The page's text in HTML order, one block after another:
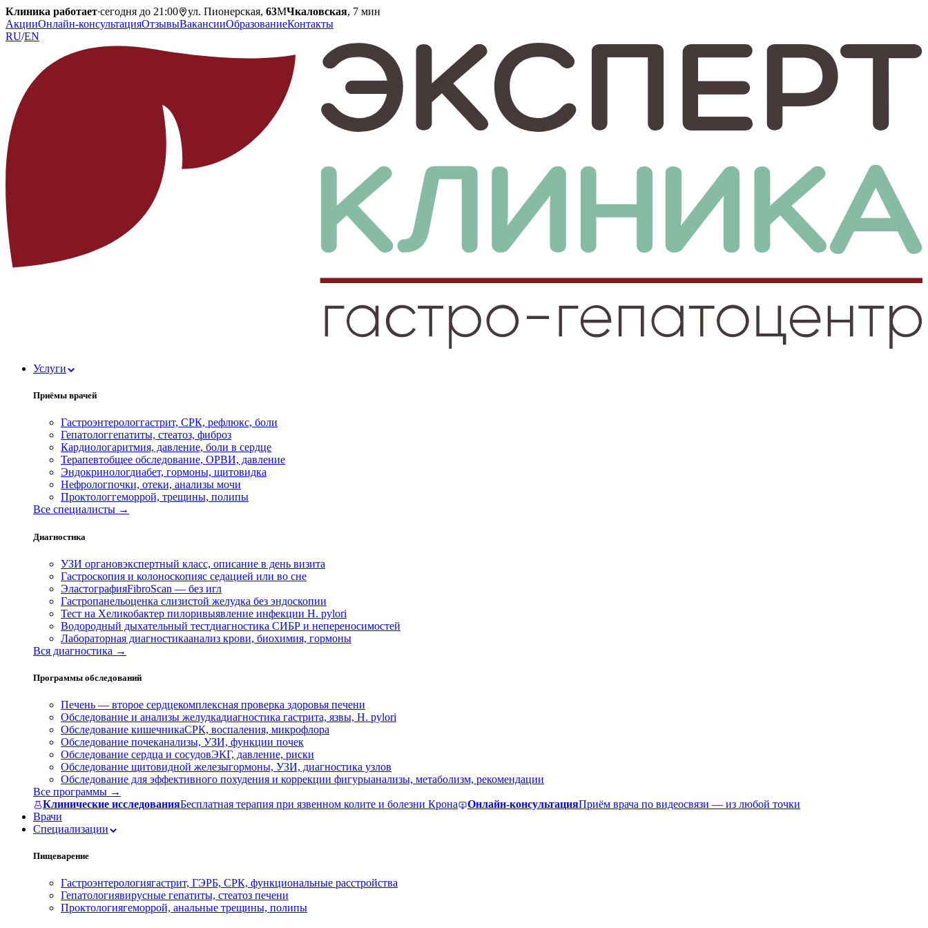
Клиника работает·сегодня до 21:00 ул. Пионерская, 63МЧкаловская, 7 мин
АкцииОнлайн-консультацияОтзывыВакансииОбразованиеКонтакты
RU/EN
Услуги
Приёмы врачей
Гастроэнтерологгастрит, СРК, рефлюкс, боли
Гепатологгепатиты, стеатоз, фиброз
Кардиологаритмия, давление, боли в сердце
Терапевтобщее обследование, ОРВИ, давление
Эндокринологдиабет, гормоны, щитовидка
Нефрологпочки, отеки, анализы мочи
Проктологгеморрой, трещины, полипы
Все специалисты →
Диагностика
УЗИ органовэкспертный класс, описание в день визита
Гастроскопия и колоноскопияс седацией или во сне
ЭластографияFibroScan — без игл
Гастропанельоценка слизистой желудка без эндоскопии
Тест на Хеликобактер пилоривыявление инфекции H. pylori
Водородный дыхательный тестдиагностика СИБР и непереносимостей
Лабораторная диагностикаанализ крови, биохимия, гормоны
Вся диагностика →
Программы обследований
Печень — второе сердцекомплексная проверка здоровья печени
Обследование и анализы желудкадиагностика гастрита, язвы, H. pylori
Обследование кишечникаСРК, воспаления, микрофлора
Обследование почеканализы, УЗИ, функции почек
Обследование сердца и сосудовЭКГ, давление, риски
Обследование щитовидной железыгормоны, УЗИ, диагностика узлов
Обследование для эффективного похудения и коррекции фигурыанализы, метаболизм, рекомендации
Все программы →
Клинические исследованияБесплатная терапия при язвенном колите и болезни Крона Онлайн-консультацияПриём врача по видеосвязи — из любой точки
Врачи
Специализации
Пищеварение
Гастроэнтерологиягастрит, ГЭРБ, СРК, функциональные расстройства
Гепатологиявирусные гепатиты, стеатоз печени
Проктологиягеморрой, анальные трещины, полипы